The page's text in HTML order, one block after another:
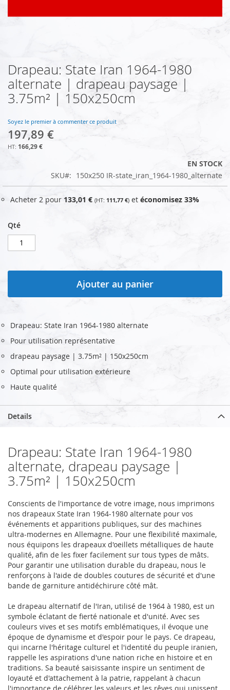
Skip
to
the
beginning
the
images
gallery
Drapeau: State Iran 1964-1980
alternate | drapeau paysage |
3.75m² | 150x250cm
Soyez le premier à commenter ce produit
197,89 €
166,29 €
EN STOCK
SKU
150x250 IR-state_iran_1964-1980_alternate
Acheter 2 pour 133,01 € 111,77 € et économisez 33%
Qté
Ajouter au panier
Drapeau: State Iran 1964-1980 alternate
Pour utilisation représentative
drapeau paysage | 3.75m² | 150x250cm
Optimal pour utilisation extérieure
Haute qualité
Details
Drapeau: State Iran 1964-1980
alternate, drapeau paysage |
3.75m² | 150x250cm
Conscients de l'importance de votre image, nous imprimons
nos drapeaux State Iran 1964-1980 alternate pour vos
événements et apparitions publiques, sur des machines
ultra-modernes en Allemagne. Pour une flexibilité maximale,
nous équipons les drapeaux d'oeillets métalliques de haute
qualité, afin de les fixer facilement sur tous types de mâts.
Pour garantir une utilisation durable du drapeau, nous le
renforçons à l'aide de doubles coutures de sécurité et d'une
bande de garniture antidéchirure côté mât.
Le drapeau alternatif de l'Iran, utilisé de 1964 à 1980, est un
symbole éclatant de fierté nationale et d'unité. Avec ses
couleurs vives et ses motifs emblématiques, il évoque une
époque de dynamisme et d'espoir pour le pays. Ce drapeau,
qui incarne l'héritage culturel et l'identité du peuple iranien,
rappelle les aspirations d'une nation riche en histoire et en
traditions. Sa beauté saisissante inspire un sentiment de
loyauté et d'attachement à la patrie, rappelant à chacun
l'importance de célébrer les valeurs et les rêves qui unissent